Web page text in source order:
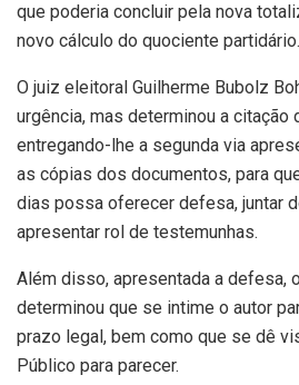
que poderia concluir pela nova
novo cálculo do quociente partidário.
O juiz eleitoral Guilherme Bubolz
urgência, mas determinou a
entregando-lhe a segunda via
as cópias dos documentos, para
dias possa oferecer defesa, juntar
apresentar rol de testemunhas.
Além disso, apresentada a defesa,
determinou que se intime o autor
prazo legal, bem como que se dê
Público para parecer.